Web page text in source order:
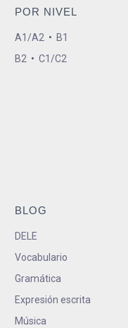
POR NIVEL
A1/A2 • B1
B2 • C1/C2
BLOG
DELE
Vocabulario
Gramática
Expresión escrita
Música